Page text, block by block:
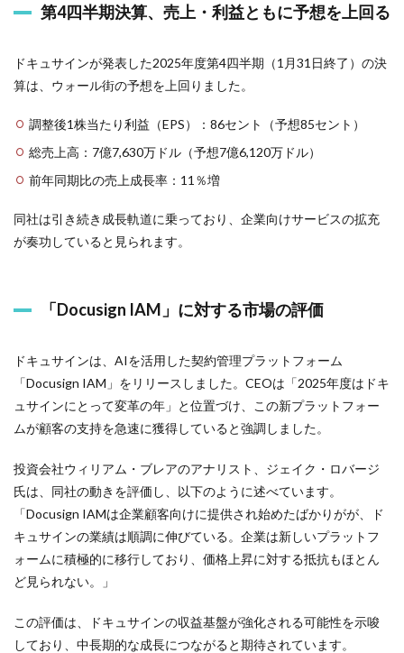
第4四半期決算、売上・利益ともに予想を上回る
ドキュサインが発表した2025年度第4四半期（1月31日終了）の決
算は、ウォール街の予想を上回りました。
調整後1株当たり利益（EPS）：86セント（予想85セント）
総売上高：7億7,630万ドル（予想7億6,120万ドル）
前年同期比の売上成長率：11％増
同社は引き続き成長軌道に乗っており、企業向けサービスの拡充
が奏功していると見られます。
「Docusign IAM」に対する市場の評価
ドキュサインは、AIを活用した契約管理プラットフォーム
「Docusign IAM」をリリースしました。CEOは「2025年度はドキ
ュサインにとって変革の年」と位置づけ、この新プラットフォー
ムが顧客の支持を急速に獲得していると強調しました。
投資会社ウィリアム・ブレアのアナリスト、ジェイク・ロバージ
氏は、同社の動きを評価し、以下のように述べています。
「Docusign IAMは企業顧客向けに提供され始めたばかりがが、ド
キュサインの業績は順調に伸びている。企業は新しいプラットフ
ォームに積極的に移行しており、価格上昇に対する抵抗もほとん
ど見られない。」
この評価は、ドキュサインの収益基盤が強化される可能性を示唆
しており、中長期的な成長につながると期待されています。